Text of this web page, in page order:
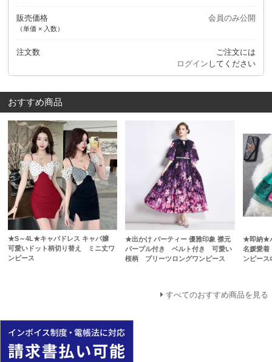
販売価格
（単価 × 入数）
会員のみ公開
注文数
ご注文には
ログイン してください
おすすめ商品
★S～4L★キャバドレス キャバ嬢
可愛いドット柄切り替え ミニ丈ワ
ンピース
★出かけ パーティー 優雅印象 襟元
パープル付き ベルト付き 可愛い
桜柄 プリーツロングワンピース
★即納★
名媛愛
ンピース
すべてのおすすめ商品を見る